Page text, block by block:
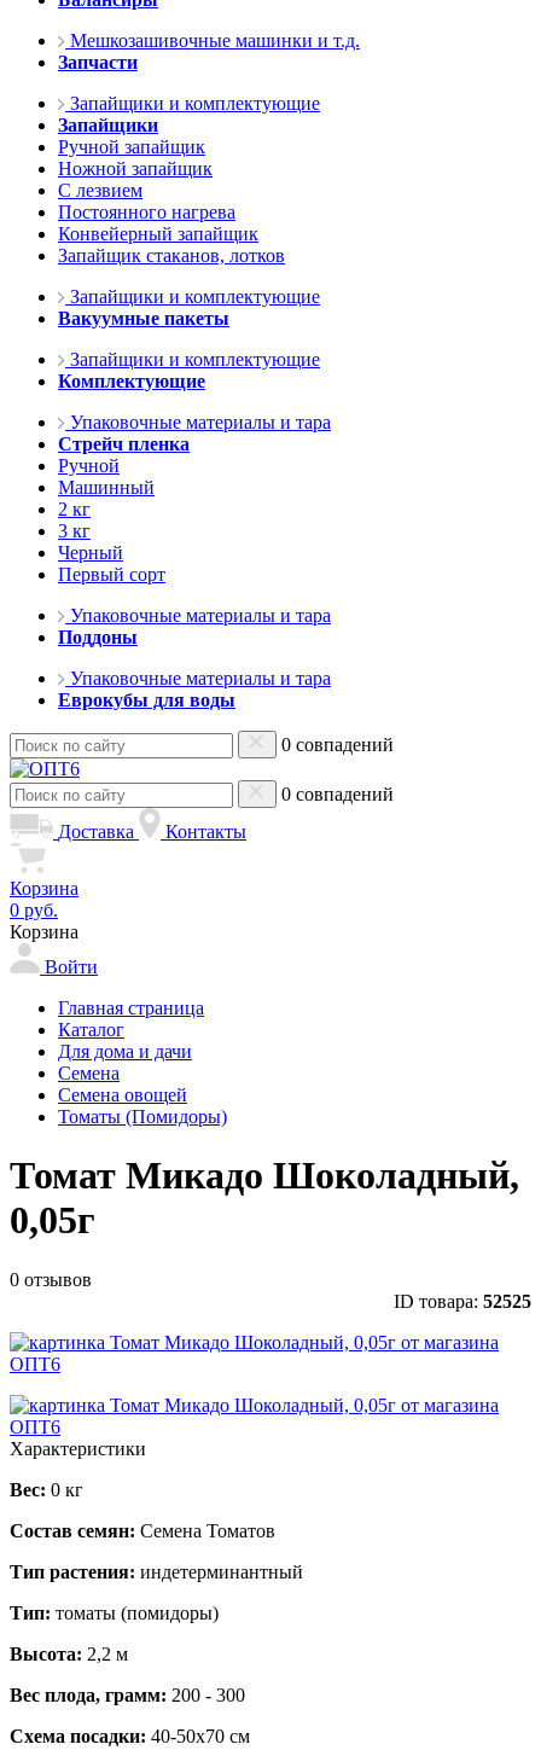
Мешкозашивочные машинки и т.д.
Запчасти
Запайщики и комплектующие
Запайщики
Ручной запайщик
Ножной запайщик
С лезвием
Постоянного нагрева
Конвейерный запайщик
Запайщик стаканов, лотков
Запайщики и комплектующие
Вакуумные пакеты
Запайщики и комплектующие
Комплектующие
Упаковочные материалы и тара
Стрейч пленка
Ручной
Машинный
2 кг
3 кг
Черный
Первый сорт
Упаковочные материалы и тара
Поддоны
Упаковочные материалы и тара
Еврокубы для воды
0 совпадений
0 совпадений
Доставка
Контакты
Корзина
0 руб.
Корзина
Войти
Главная страница
Каталог
Для дома и дачи
Семена
Семена овощей
Томаты (Помидоры)
Томат Микадо Шоколадный,
0,05г
0 отзывов
ID товара: 52525
Характеристики
Вес: 0 кг
Состав семян: Семена Томатов
Тип растения: индетерминантный
Тип: томаты (помидоры)
Высота: 2,2 м
Вес плода, грамм: 200 - 300
Схема посадки: 40-50х70 см